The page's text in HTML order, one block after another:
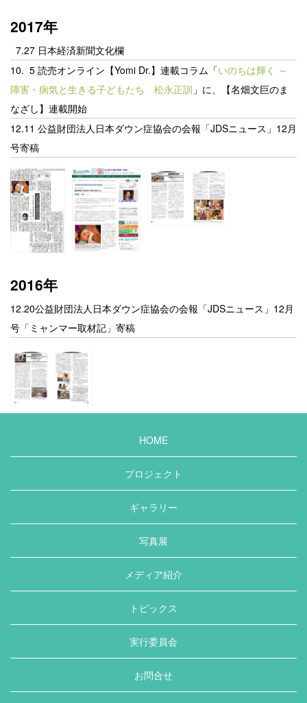
2017年
7.27 日本経済新聞文化欄
10. 5 読売オンライン【Yomi Dr.】連載コラム「いのちは輝く ～
障害・病気と生きる子どもたち 松永正訓 」に、【名畑文巨のま
なざし】連載開始
12.11 公益財団法人日本ダウン症協会の会報「JDSニュース」12月
号寄稿
2016年
12.20公益財団法人日本ダウン症協会の会報「JDSニュース」12月
号「ミャンマー取材記」寄稿
HOME
プロジェクト
ギャラリー
写真展
メディア紹介
トピックス
実行委員会
お問合せ